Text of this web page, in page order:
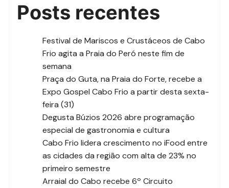
Posts recentes
Festival de Mariscos e Crustáceos de Cabo
Frio agita a Praia do Peró neste fim de
semana
Praça do Guta, na Praia do Forte, recebe a
Expo Gospel Cabo Frio a partir desta sexta-
feira (31)
Degusta Búzios 2026 abre programação
especial de gastronomia e cultura
Cabo Frio lidera crescimento no iFood entre
as cidades da região com alta de 23% no
primeiro semestre
Arraial do Cabo recebe 6º Circuito